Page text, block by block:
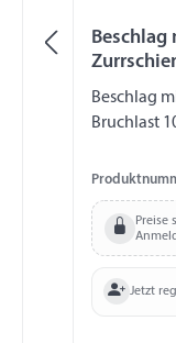
Beschlag
Beschlag
Bruchlast
Preise
Jetzt